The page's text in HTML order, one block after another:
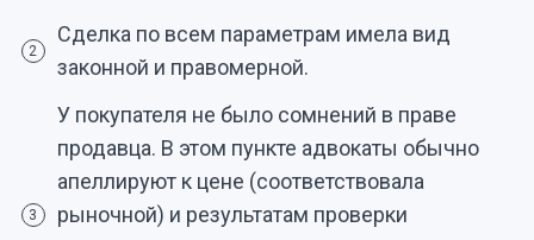
2
Сделка по всем параметрам имела вид
законной и правомерной.
3
У покупателя не было сомнений в праве
продавца. В этом пункте адвокаты обычно
апеллируют к цене (соответствовала
рыночной) и результатам проверки